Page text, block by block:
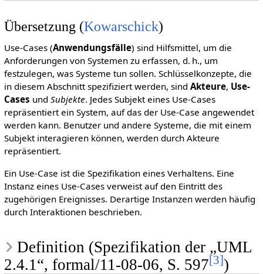
Übersetzung (Kowarschick)
Use-Cases (Anwendungsfälle) sind Hilfsmittel, um die
Anforderungen von Systemen zu erfassen, d. h., um
festzulegen, was Systeme tun sollen. Schlüsselkonzepte, die
in diesem Abschnitt spezifiziert werden, sind Akteure, Use-
Cases und Subjekte. Jedes Subjekt eines Use-Cases
repräsentiert ein System, auf das der Use-Case angewendet
werden kann. Benutzer und andere Systeme, die mit einem
Subjekt interagieren können, werden durch Akteure
repräsentiert.
Ein Use-Case ist die Spezifikation eines Verhaltens. Eine
Instanz eines Use-Cases verweist auf den Eintritt des
zugehörigen Ereignisses. Derartige Instanzen werden häufig
durch Interaktionen beschrieben.
Definition (Spezifikation der „UML
2.4.1“, formal/11-08-06, S. 597[3])